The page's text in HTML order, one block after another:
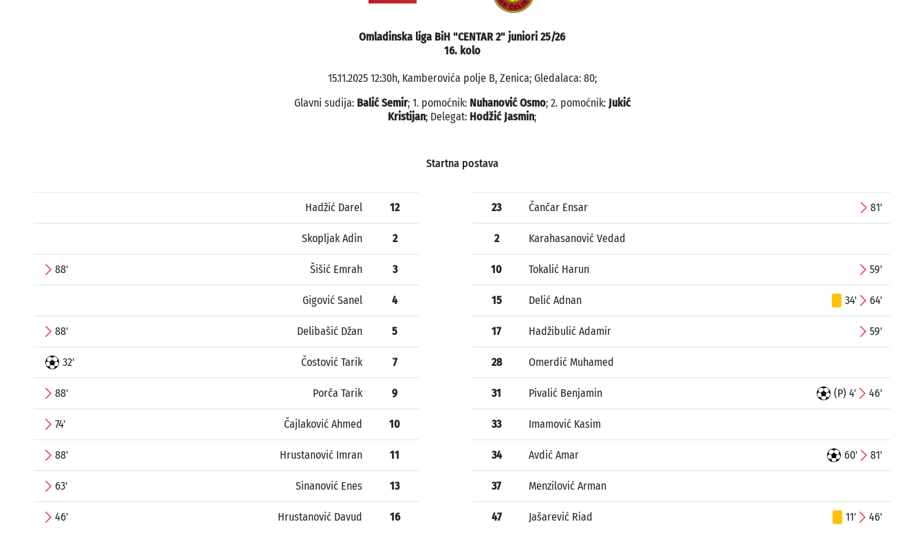
Omladinska liga BiH "CENTAR 2" juniori 25/26
16. kolo
15.11.2025 12:30h, Kamberovića polje B, Zenica; Gledalaca: 80;
Glavni sudija: Balić Semir; 1. pomoćnik: Nuhanović Osmo; 2. pomoćnik: Jukić
Kristijan; Delegat: Hodžić Jasmin;
Startna postava
Hadžić Darel 12
Skopljak Adin 2
88' Šišić Emrah 3
Gigović Sanel 4
88' Delibašić Džan 5
32' Čostović Tarik 7
88' Porča Tarik 9
74' Čajlaković Ahmed 10
88' Hrustanović Imran 11
63' Sinanović Enes 13
46' Hrustanović Davud 16
23 Čančar Ensar 81'
2 Karahasanović Vedad
10 Tokalić Harun 59'
15 Delić Adnan 34' 64'
17 Hadžibulić Adamir 59'
28 Omerdić Muhamed
31 Pivalić Benjamin (P) 4' 46'
33 Imamović Kasim
34 Avdić Amar 60' 81'
37 Menzilović Arman
47 Jašarević Riad 11' 46'